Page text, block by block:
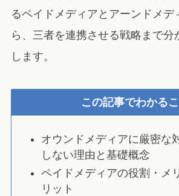
るペイドメディアとアーンドメデ
ら、三者を連携させる戦略まで分
します。
この記事でわかる
オウンドメディアに厳密な
しない理由と基礎概念
ペイドメディアの役割・メ
リット